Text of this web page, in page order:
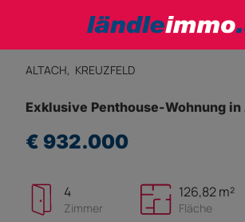
ALTACH, KREUZFELD
Exklusive Penthouse-Wohnung
€ 932.000
4
Zimmer
126,82 m²
Fläche